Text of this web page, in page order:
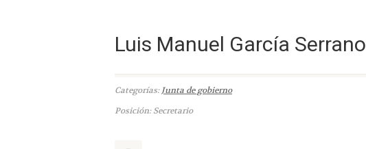
Luis Manuel García Serrano
Categorías:Junta de gobierno
Posición: Secretario